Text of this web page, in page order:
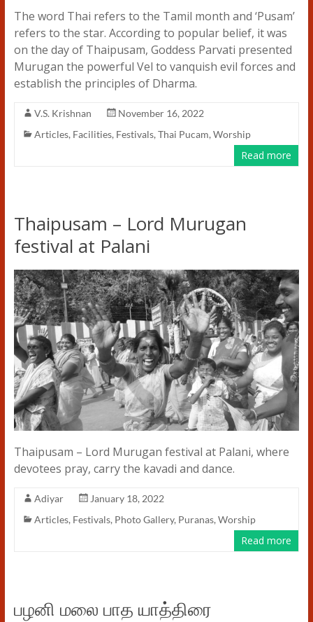
The word Thai refers to the Tamil month and ‘Pusam’
refers to the star. According to popular belief, it was
on the day of Thaipusam, Goddess Parvati presented
Murugan the powerful Vel to vanquish evil forces and
establish the principles of Dharma.
V.S. Krishnan
November 16, 2022
Articles, Facilities, Festivals, Thai Pucam, Worship
Read more
Thaipusam – Lord Murugan
festival at Palani
Thaipusam – Lord Murugan festival at Palani, where
devotees pray, carry the kavadi and dance.
Adiyar
January 18, 2022
Articles, Festivals, Photo Gallery, Puranas, Worship
Read more
பழனி மலை பாத யாத்திரை